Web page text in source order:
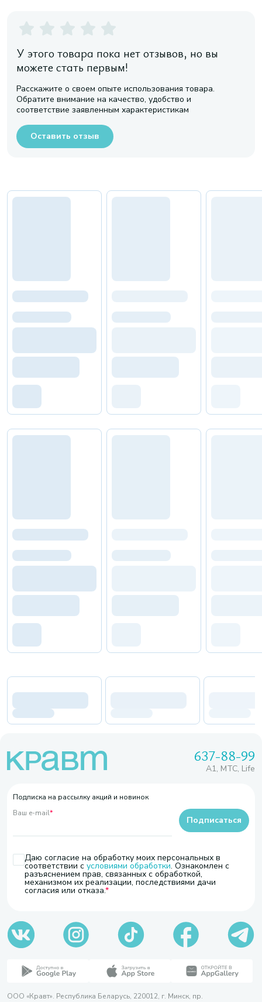
У этого товара пока нет отзывов, но вы
можете стать первым!
Расскажите о своем опыте использования товара.
Обратите внимание на качество, удобство и
соответствие заявленным характеристикам
Оставить отзыв
637-88-99
A1, МТС, Life
Подписка на рассылку акций и новинок
Ваш e-mail*
Даю согласие на обработку моих персональных в
соответствии с условиями обработки. Ознакомлен с
разъяснением прав, связанных с обработкой,
механизмом их реализации, последствиями дачи
согласия или отказа.
Подписаться
ООО «Кравт». Республика Беларусь, 220012, г. Минск, пр.